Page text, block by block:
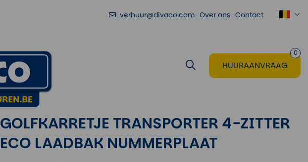
verhuur@divaco.com Over ons Contact
0
HUURAANVRAAG
GOLFKARRETJE TRANSPORTER 4-ZITTER
ECO LAADBAK NUMMERPLAAT